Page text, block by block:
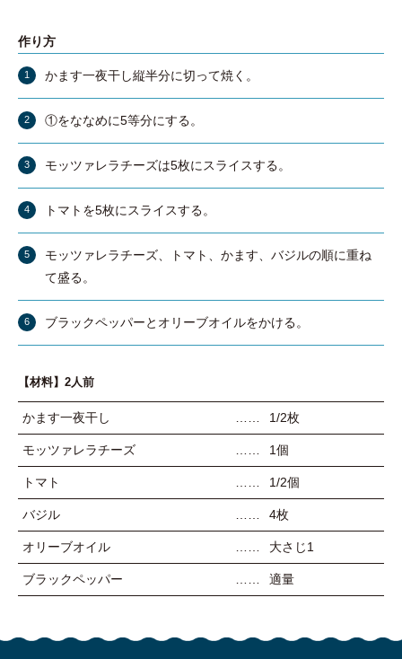
作り方
かます一夜干し縦半分に切って焼く。
①をななめに5等分にする。
モッツァレラチーズは5枚にスライスする。
トマトを5枚にスライスする。
モッツァレラチーズ、トマト、かます、バジルの順に重ね
て盛る。
ブラックペッパーとオリーブオイルをかける。
【材料】2人前
かます一夜干し 1/2枚
モッツァレラチーズ 1個
トマト 1/2個
バジル 4枚
オリーブオイル 大さじ1
ブラックペッパー 適量